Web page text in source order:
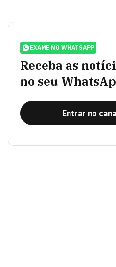
EXAME NO WHATSAPP
Receba as
no seu
Entrar no